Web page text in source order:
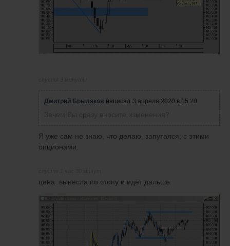
Дмитрий Брыляков написал 3 апреля 2020 в 15:20
Я уже сам не знаю, что делаю, запутался, с этими
опционами.
цена вынесла по стопу и идёт дальше.